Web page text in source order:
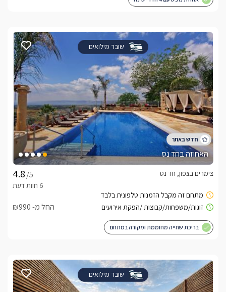
שובר מילואים
האחוזה בחד נס
/5
צימרים בצפון, חד נס
החל מ- ₪990
בריכת שחייה מחוממת ומקורה במתחם
שובר מילואים